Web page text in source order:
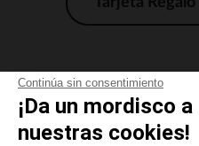
Continúa sin consentimiento
¡Da un mordisco a
nuestras cookies!
Condiciones
Aviso
*Condiciones de